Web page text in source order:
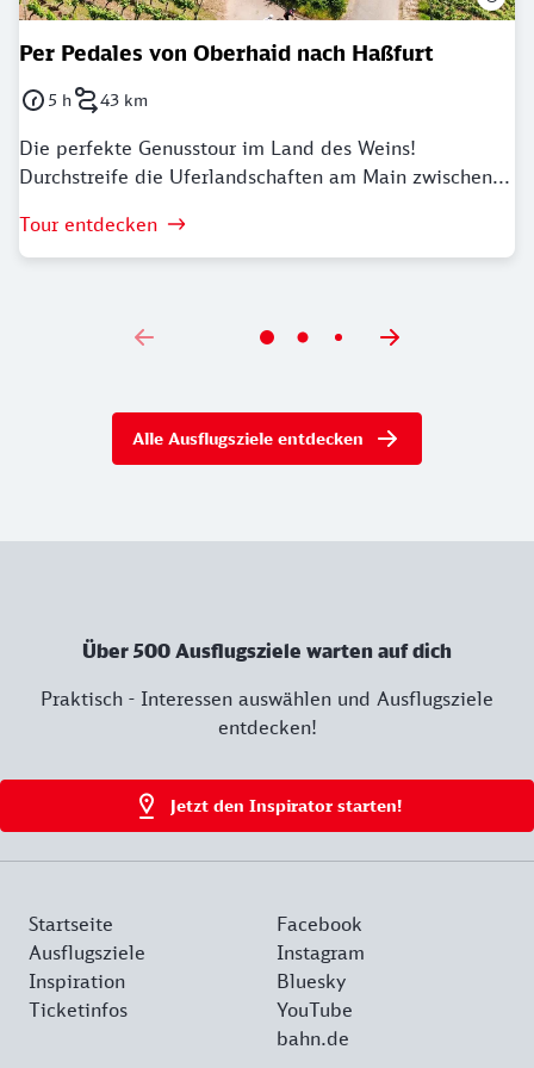
Per Pedales von Oberhaid nach Haßfurt
Dauer: 5 Stunden
5 hLänge: 43 Kilometer
43 km
Die perfekte Genusstour im Land des Weins!
Durchstreife die Uferlandschaften am Main zwischen...
Tour entdecken
Alle Ausflugsziele entdecken
Über 500 Ausflugsziele warten auf dich
Praktisch - Interessen auswählen und Ausflugsziele
entdecken!
Jetzt den Inspirator starten!
Startseite
Ausflugsziele
Inspiration
Ticketinfos
Facebook
Instagram
Bluesky
YouTube
bahn.de